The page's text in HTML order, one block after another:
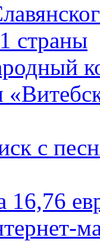
страны
с
16,76